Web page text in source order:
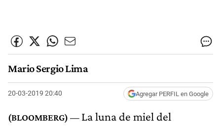
Mario Sergio Lima
20-03-2019 20:40 Agregar PERFIL en Google
La luna de miel del